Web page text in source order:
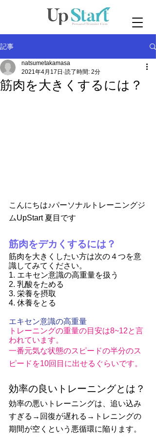
記事
筋肉を大きくするには？
natsumetakamasa
2021年4月17日 読了時間: 2分
こんにちは♪パーソナルトレーニングジ
ムUpStart 夏目です
筋肉をデカくするには？
筋肉を大きくしたい方は次の４つを意
識してみてください。
1. エキセン意識の高重量を扱う
2. 乳酸をためる
3. 栄養を摂取
4. 休養をとる
エキセン意識の高重量
トレーニングの重量の目安は8~12と言
われています。
一番元気な状態のスピードの半分のス
ピードを10回目に出せるぐらいです。
効率の良いトレーニングとは？
効率の悪いトレーニングは、追い込み
すぎる→回復が遅れる→トレニングの
期間が空くという悪循環に陥ります。